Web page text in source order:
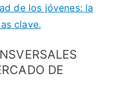
de los jóvenes: la
clave.
DE